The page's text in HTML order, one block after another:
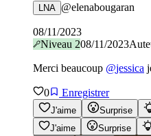
LNA @elenabougaran
08/11/2023
Niveau 208/11/2023
Merci beaucoup @jessica
0 Enregistrer
J'aime Surprise
J'aime
Surprise